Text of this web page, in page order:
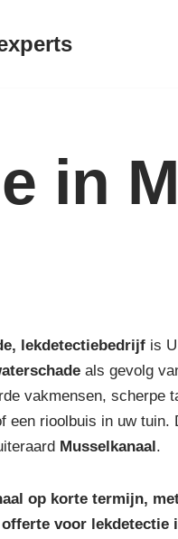
in
lekdetectiebedrijf is
als gevolg
vakmensen, scherpe
een rioolbuis in uw tuin.
Musselkanaal.
op korte termijn,
offerte voor lekdetectie